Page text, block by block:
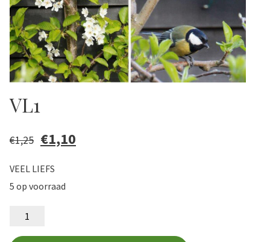
VL1
€1,25 Oorspronkelijke
prijs
€1,25.
€1,10prijs
VEEL LIEFS
5 op voorraad
aantal